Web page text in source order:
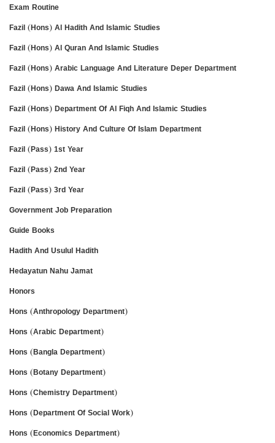
Exam Routine
Fazil (Hons) Al Hadith And Islamic Studies
Fazil (Hons) Al Quran And Islamic Studies
Fazil (Hons) Arabic Language And Literature Deper Department
Fazil (Hons) Dawa And Islamic Studies
Fazil (Hons) Department Of Al Fiqh And Islamic Studies
Fazil (Hons) History And Culture Of Islam Department
Fazil (Pass) 1st Year
Fazil (Pass) 2nd Year
Fazil (Pass) 3rd Year
Government Job Preparation
Guide Books
Hadith And Usulul Hadith
Hedayatun Nahu Jamat
Honors
Hons (Anthropology Department)
Hons (Arabic Department)
Hons (Bangla Department)
Hons (Botany Department)
Hons (Chemistry Department)
Hons (Department Of Social Work)
Hons (Economics Department)